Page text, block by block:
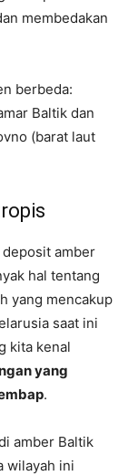
membedakan
berbeda:
Baltik dan
(barat laut
amber
hal tentang
yang mencakup
saat ini
kita kenal
yang
.
amber Baltik
wilayah ini